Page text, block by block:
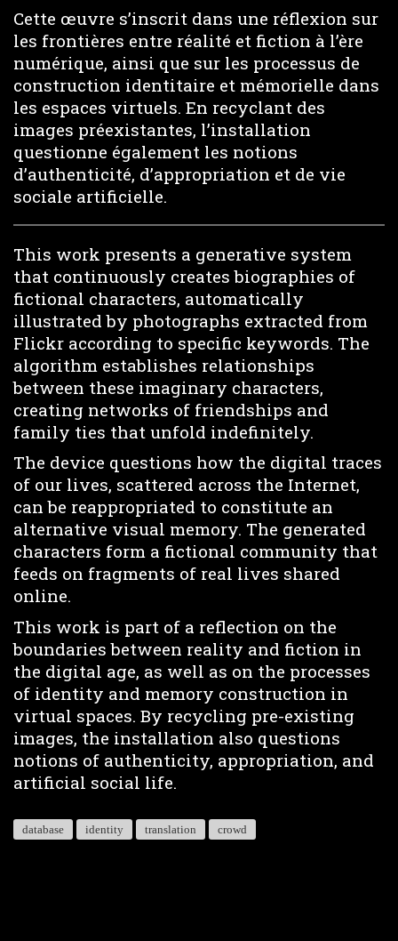
Cette œuvre s’inscrit dans une réflexion sur
les frontières entre réalité et fiction à l’ère
numérique, ainsi que sur les processus de
construction identitaire et mémorielle dans
les espaces virtuels. En recyclant des
images préexistantes, l’installation
questionne également les notions
d’authenticité, d’appropriation et de vie
sociale artificielle.
This work presents a generative system
that continuously creates biographies of
fictional characters, automatically
illustrated by photographs extracted from
Flickr according to specific keywords. The
algorithm establishes relationships
between these imaginary characters,
creating networks of friendships and
family ties that unfold indefinitely.
The device questions how the digital traces
of our lives, scattered across the Internet,
can be reappropriated to constitute an
alternative visual memory. The generated
characters form a fictional community that
feeds on fragments of real lives shared
online.
This work is part of a reflection on the
boundaries between reality and fiction in
the digital age, as well as on the processes
of identity and memory construction in
virtual spaces. By recycling pre-existing
images, the installation also questions
notions of authenticity, appropriation, and
artificial social life.
database identity translation crowd